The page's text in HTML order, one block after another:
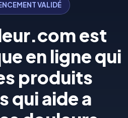
VALIDÉ
est
en ligne qui
produits
qui aide a